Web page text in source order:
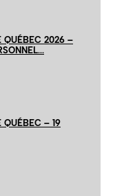
QUÉBEC 2026 –
QUÉBEC – 19